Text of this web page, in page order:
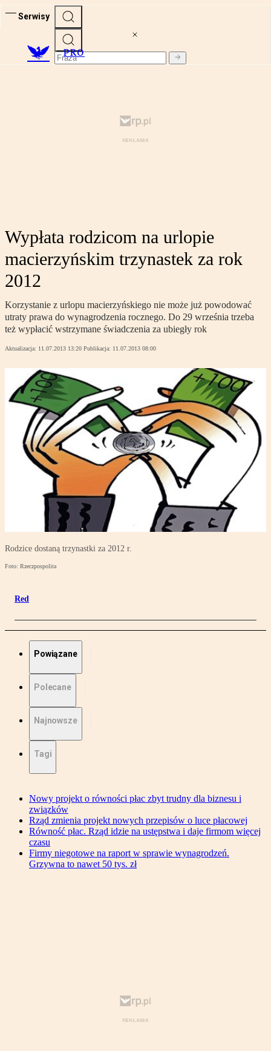
Serwisy
PRO
Wypłata rodzicom na urlopie
macierzyńskim trzynastek za rok
2012
Korzystanie z urlopu macierzyńskiego nie może już powodować
utraty prawa do wynagrodzenia rocznego. Do 29 września trzeba
też wypłacić wstrzymane świadczenia za ubiegły rok
Aktualizacja: 11.07.2013 13:20 Publikacja: 11.07.2013 08:00
Rodzice dostaną trzynastki za 2012 r.
Foto: Rzeczpospolita
Red
Powiązane
Polecane
Najnowsze
Tagi
Nowy projekt o równości płac zbyt trudny dla biznesu i
związków
Rząd zmienia projekt nowych przepisów o luce płacowej
Równość płac. Rząd idzie na ustępstwa i daje firmom więcej
czasu
Firmy niegotowe na raport w sprawie wynagrodzeń.
Grzywna to nawet 50 tys. zł